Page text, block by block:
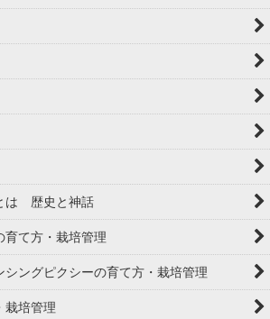
は 歴史と神話
育て方・栽培管理
シングピクシーの育て方・栽培管理
栽培管理